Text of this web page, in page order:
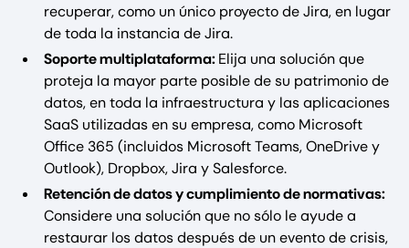
recuperar, como un único proyecto de Jira, en lugar
de toda la instancia de Jira.
Soporte multiplataforma:Elija una solución que
proteja la mayor parte posible de su patrimonio de
datos, en toda la infraestructura y las aplicaciones
SaaS utilizadas en su empresa, como Microsoft
Office 365 (incluidos Microsoft Teams, OneDrive y
Outlook), Dropbox, Jira y Salesforce.
Retención de datos y cumplimiento de normativas:
Considere una solución que no sólo le ayude a
restaurar los datos después de un evento de crisis,